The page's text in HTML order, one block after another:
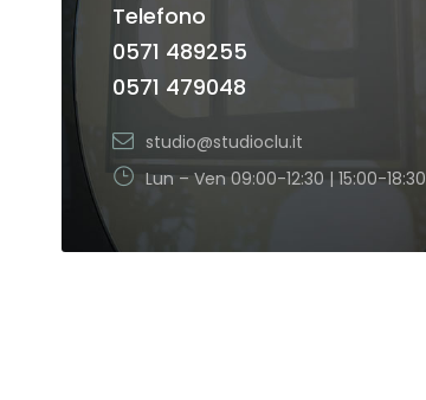
Telefono
0571 489255
0571 479048
studio@studioclu.it
Lun – Ven 09:00-12:30 | 15:00-18:30